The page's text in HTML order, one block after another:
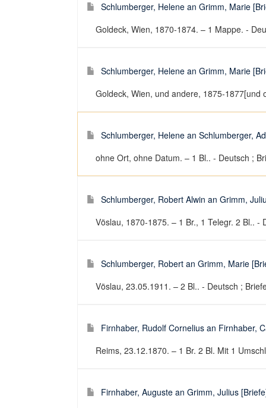
Schlumberger, Helene an Grimm, Marie
Goldeck, Wien, 1870-1874. – 1 Mappe. -
Schlumberger, Helene an Grimm, Marie
Goldeck, Wien, und andere, 1875-1877[und
Schlumberger, Helene an Schlumberger,
ohne Ort, ohne Datum. – 1 Bl.. - Deutsch ;
Schlumberger, Robert Alwin an Grimm,
Vöslau, 1870-1875. – 1 Br., 1 Telegr. 2 Bl.. -
Schlumberger, Robert an Grimm, Marie
Vöslau, 23.05.1911. – 2 Bl.. - Deutsch ;
Firnhaber, Rudolf Cornelius an Firnhaber,
Reims, 23.12.1870. – 1 Br. 2 Bl. Mit 1
Firnhaber, Auguste an Grimm, Julius